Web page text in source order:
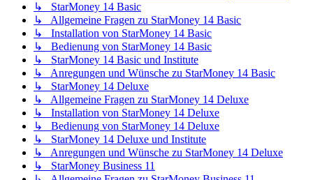
↳ StarMoney 14 Basic
↳ Allgemeine Fragen zu StarMoney 14 Basic
↳ Installation von StarMoney 14 Basic
↳ Bedienung von StarMoney 14 Basic
↳ StarMoney 14 Basic und Institute
↳ Anregungen und Wünsche zu StarMoney 14 Basic
↳ StarMoney 14 Deluxe
↳ Allgemeine Fragen zu StarMoney 14 Deluxe
↳ Installation von StarMoney 14 Deluxe
↳ Bedienung von StarMoney 14 Deluxe
↳ StarMoney 14 Deluxe und Institute
↳ Anregungen und Wünsche zu StarMoney 14 Deluxe
↳ StarMoney Business 11